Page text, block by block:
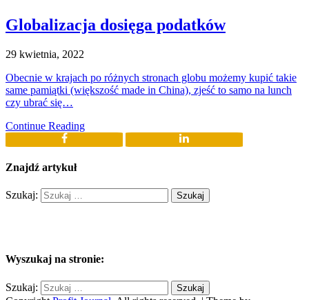
Globalizacja dosięga podatków
29 kwietnia, 2022
Obecnie w krajach po różnych stronach globu możemy kupić takie
same pamiątki (większość made in China), zjeść to samo na lunch
czy ubrać się…
Continue Reading
Znajdź artykuł
Szukaj:
Wyszukaj na stronie:
Szukaj: